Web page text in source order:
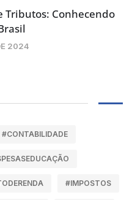
Tributos: Conhecendo
2024
#CONTABILIDADE
#IMPOSTOS